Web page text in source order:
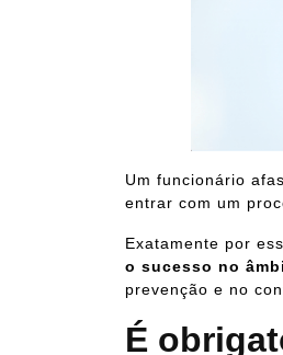
Um funcionário
entrar com um
Exatamente por
o sucesso no
prevenção e no
É